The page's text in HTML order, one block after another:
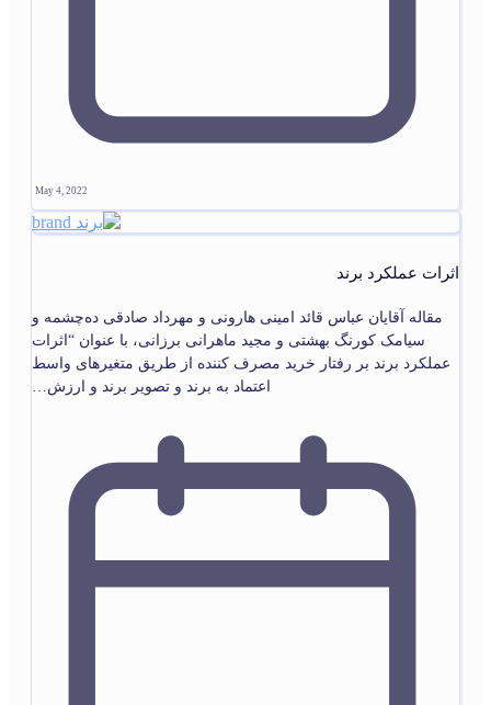
May 4, 2022
اثرات عملکرد برند
مقاله آقایان عباس قائد امینی هارونی و مهرداد صادقی ده‌چشمه و
سیامک کورنگ بهشتی و مجید ماهرانی برزانی، با عنوان “اثرات
عملکرد برند بر رفتار خرید مصرف کننده از طریق متغیرهای واسط
اعتماد به برند و تصویر برند و ارزش…